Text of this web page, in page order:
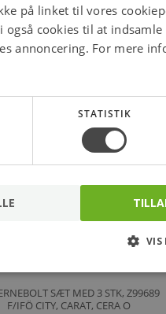
til Cascade, Aqua, Cera
Varenr.: 609510527
SÆT MED 3 STK, Z99689
F/IFÖ CITY, CARAT, CERA O
på linket til vores
også cookies til at
annoncering. For mere
STATISTIK
VIS